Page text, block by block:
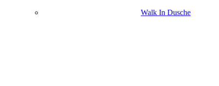
Walk In Dusche